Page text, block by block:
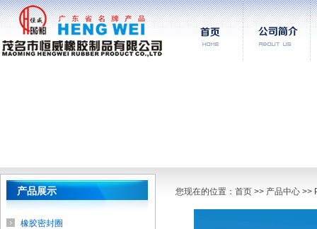
产品展示
橡胶密封圈
您现在的位置： 首页 >> 产品中心 >>